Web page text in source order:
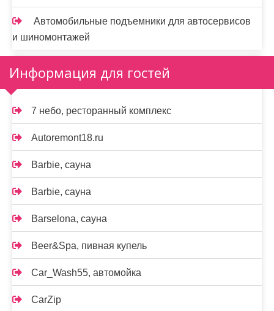
Автомобильные подъемники для автосервисов
и шиномонтажей
Информация для гостей
7 небо, ресторанный комплекс
Autoremont18.ru
Barbie, сауна
Barbie, сауна
Barselona, сауна
Beer&Spa, пивная купель
Car_Wash55, автомойка
CarZip